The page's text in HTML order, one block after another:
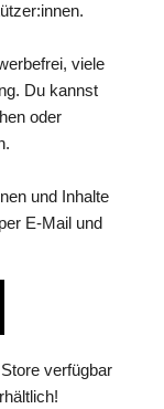
viele
Du kannst
oder
und Inhalte
E-Mail und
verfügbar